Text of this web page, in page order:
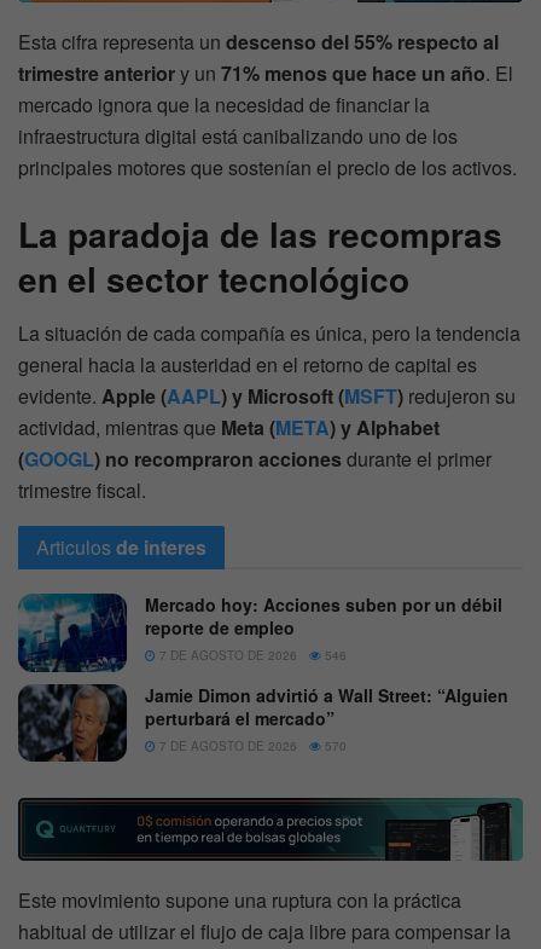
Esta cifra representa un descenso del 55% respecto al
trimestre anteriory un 71% menos que hace un año. El
mercado ignora que la necesidad de financiar la
infraestructura digital está canibalizando uno de los
principales motores que sostenían el precio de los activos.
La paradoja de las recompras
en el sector tecnológico
La situación de cada compañía es única, pero la tendencia
general hacia la austeridad en el retorno de capital es
evidente. Apple (AAPL) y Microsoft (MSFT) redujeron su
actividad, mientras que Meta (META) y Alphabet
(GOOGL) no recompraron acciones durante el primer
trimestre fiscal.
Articulosde interes
Mercado hoy: Acciones suben por un débil
reporte de empleo
7 DE AGOSTO DE 2026 546
Jamie Dimon advirtió a Wall Street: “Alguien
perturbará el mercado”
7 DE AGOSTO DE 2026 570
Este movimiento supone una ruptura con la práctica
habitual de utilizar el flujo de caja libre para compensar la